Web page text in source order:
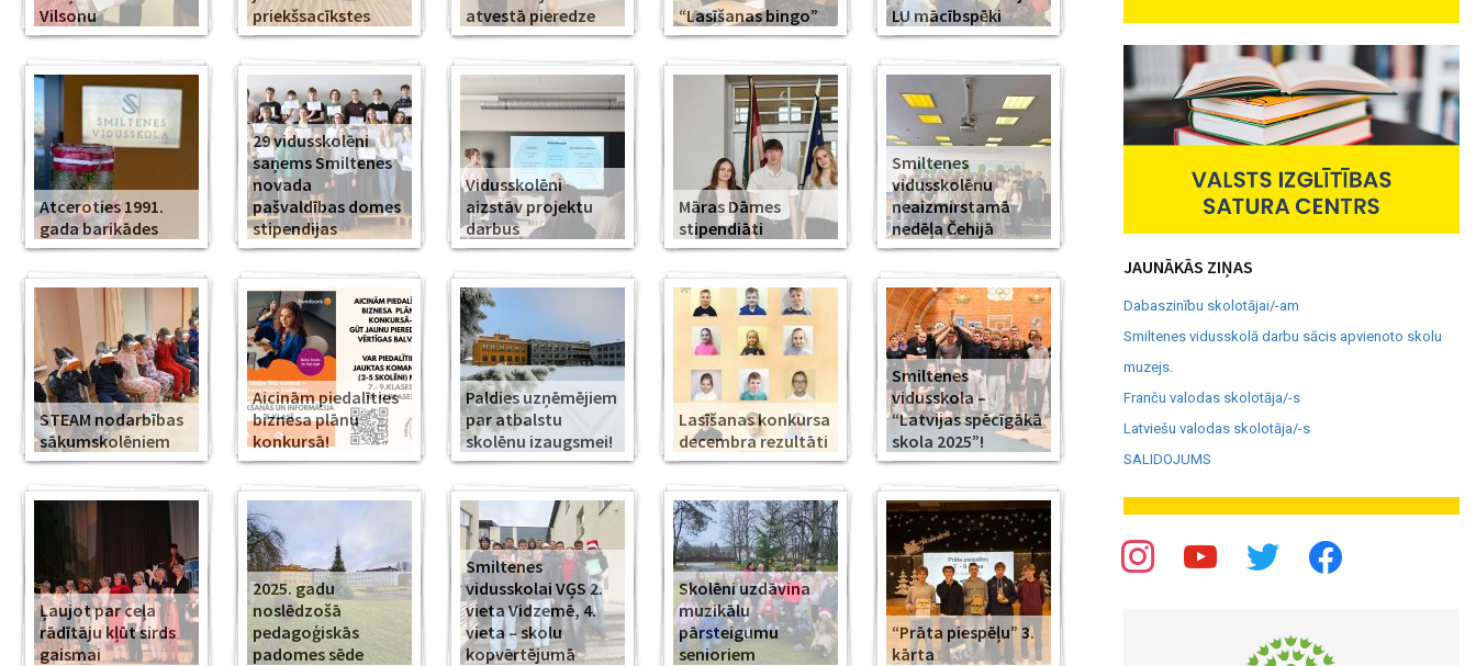
Vilsonu
priekšsacīkstes
atvestā pieredze
“Lasīšanas bingo”
LU mācībspēki
Atceroties 1991.
gada barikādes
29 vidusskolēni
saņems Smiltenes
novada
pašvaldības domes
stipendijas
Vidusskolēni
aizstāv projektu
darbus
Māras Dāmes
stipendiāti
Smiltenes
vidusskolēnu
neaizmirstamā
nedēļa Čehijā
STEAM nodarbības
sākumskolēniem
Aicinām piedalīties
biznesa plānu
konkursā!
Paldies uzņēmējiem
par atbalstu
skolēnu izaugsmei!
Lasīšanas konkursa
decembra rezultāti
Smiltenes
vidusskola –
“Latvijas spēcīgākā
skola 2025”!
Ļaujot par ceļa
rādītāju kļūt sirds
gaismai
2025. gadu
noslēdzošā
pedagoģiskās
padomes sēde
Smiltenes
vidusskolai VĢS 2.
vieta Vidzemē, 4.
vieta – skolu
kopvērtējumā
Skolēni uzdāvina
muzikālu
pārsteigumu
senioriem
“Prāta piespēļu” 3.
kārta
JAUNĀKĀS ZIŅAS
Dabaszinību skolotājai/-am
Smiltenes vidusskolā darbu sācis apvienoto skolu
muzejs.
Franču valodas skolotāja/-s
Latviešu valodas skolotāja/-s
SALIDOJUMS